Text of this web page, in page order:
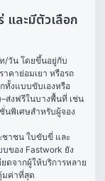
และมีตัวเลือก
/วัน โดยขึ้นอยู่กับ
าคาย่อมเยา หรือรถ
ทั้งแบบขับเองหรือ
ส่งฟรีในบางพื้นที่ เช่น
นพิเศษสำหรับผู้จอง
ชาชน ใบขับขี่ และ
ของ Fastwork ยัง
ดจากผู้ให้บริการหลาย
มค่าที่สุด